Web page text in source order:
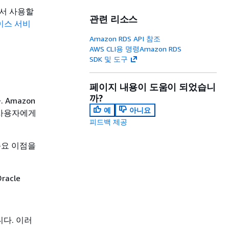
사용할
스 서비
Amazon
용자에게
이점을
다. 이러
어
다음 단계
관련 리소스
Amazon RDS API 참조
AWS CLI용 명령Amazon RDS
SDK 및 도구
페이지 내용이 도움이 되었습니
까?
예
아니요
피드백 제공